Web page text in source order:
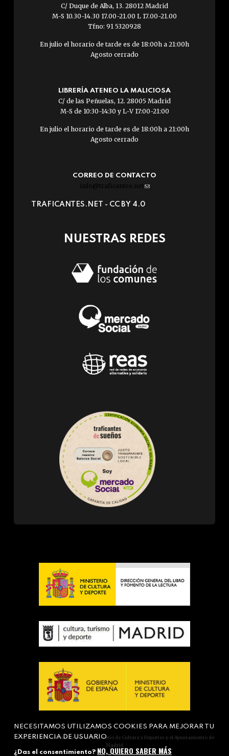
C/ Duque de Alba, 13. 28012 Madrid
M-S 10.30-14.30 17.00-21.00 L 17.00-21.00
Tfno: 91 5320928
En julio el horario de tarde es de 18:00h a 21:00h
Agosto cerrado
LIBRERÍA ATENEO LA MALICIOSA
C/ de las Peñuelas, 12. 28005 Madrid
M-S de 10:30-14:30 y L-V 17:00-21:00
En julio el horario de tarde es de 18:00h a 21:00h
Agosto cerrado
CORREO DE CONTACTO
info@traficantes.net (link
e-
TRAFICANTES.NET - CC BY 4.0
NUESTRAS REDES
Actividad subvencionada por el Ministerio de Cultura y Deportes y el Ayuntamiento de
Madrid
NECESITAMOS UTILIZAMOS COOKIES PARA MEJORAR TU
EXPERIENCIA DE USUARIO
¿Das el consentimiento? NO, QUIERO SABER MÁS